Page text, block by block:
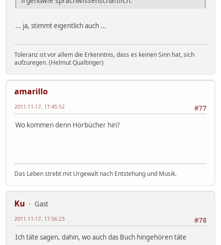
... ja, stimmt eigentlich auch ...
Toleranz ist vor allem die Erkenntnis, dass es keinen Sinn hat, sich
aufzuregen. (Helmut Qualtinger)
amarillo
#77
2011-11-17, 17:45:52
Wo kommen denn Hörbücher hin?
Das Leben strebt mit Urgewalt nach Entstehung und Musik.
Ku
Gast
#78
2011-11-17, 17:56:23
Ich täte sagen, dahin, wo auch das Buch hingehören täte